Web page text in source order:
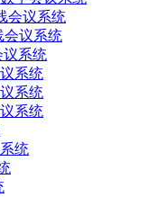
会议系统
会议系统
议系统
系统
系统
系统
统